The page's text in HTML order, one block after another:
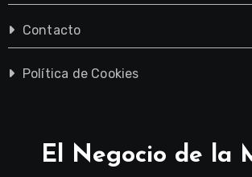
Contacto
Política de Cookies
El Negocio de la